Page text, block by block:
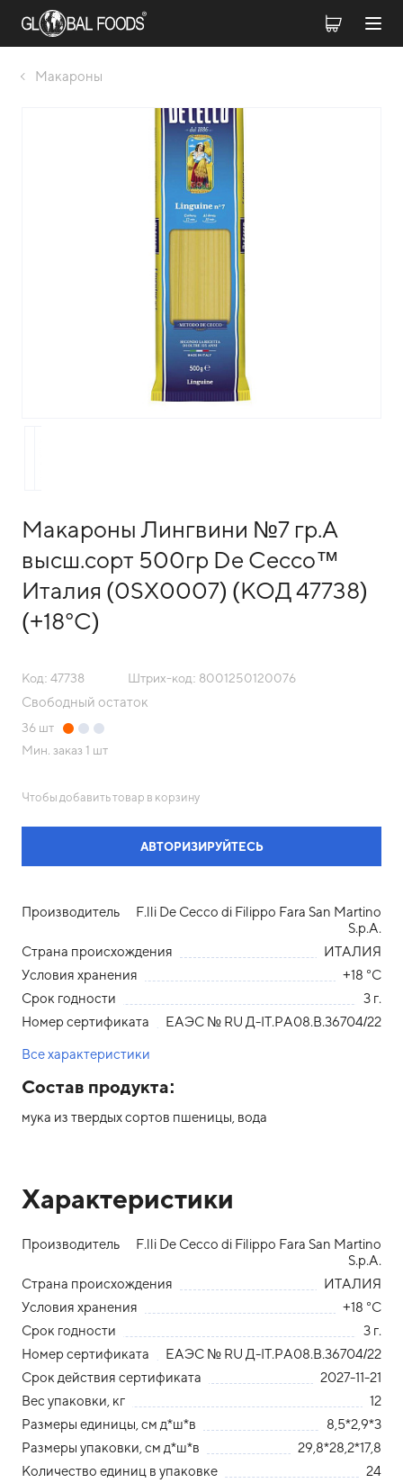
Макароны
Макароны Лингвини №7 гр.А
высш.сорт 500гр De Cecco™
Италия (0SX0007) (КОД 47738)
(+18°С)
Код: 47738 Штрих-код: 8001250120076
Свободный остаток
36 шт
Мин. заказ 1 шт
Чтобы добавить товар в корзину
АВТОРИЗИРУЙТЕСЬ
Производитель
F.lli De Cecco di Filippo Fara San Martino
S.p.A.
Страна происхождения
ИТАЛИЯ
Условия хранения
+18 °С
Срок годности
3 г.
Номер сертификата
ЕАЭС № RU Д-IТ.РА08.В.36704/22
Все характеристики
Состав продукта:
мука из твердых сортов пшеницы, вода
Характеристики
Производитель
F.lli De Cecco di Filippo Fara San Martino
S.p.A.
Страна происхождения
ИТАЛИЯ
Условия хранения
+18 °С
Срок годности
3 г.
Номер сертификата
ЕАЭС № RU Д-IТ.РА08.В.36704/22
Срок действия сертификата
2027-11-21
Вес упаковки, кг
12
Размеры единицы, см д*ш*в
8,5*2,9*3
Размеры упаковки, см д*ш*в
29,8*28,2*17,8
Количество единиц в упаковке
24